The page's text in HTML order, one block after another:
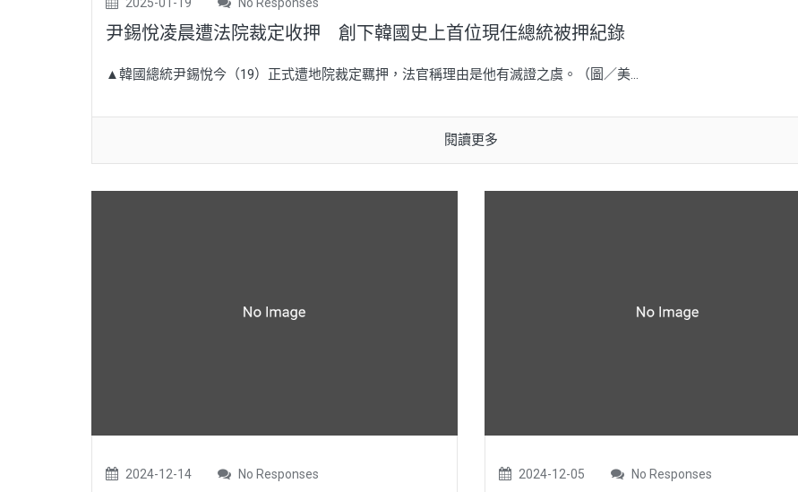
尹錫悅凌晨遭法院裁定收押 創下韓國史上首位現任總統被押紀錄
▲韓國總統尹錫悅今（19）正式遭地院裁定羈押，法官稱理由是他有滅證之虞。（圖／美...
閱讀更多
2024-12-14 No Responses 2024-12-05 No Responses